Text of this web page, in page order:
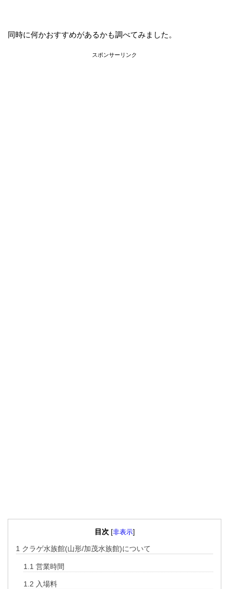
同時に何かおすすめがあるかも調べてみました。
スポンサーリンク
目次 [非表示]
1 クラゲ水族館(山形/加茂水族館)について
1.1 営業時間
1.2 入場料